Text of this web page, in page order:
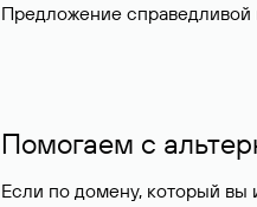
Предложение справедливой
Помогаем с
Если по домену, который вы